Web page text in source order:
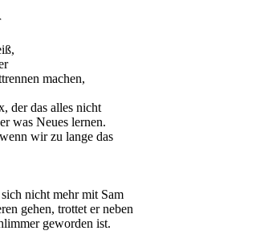
machen,
der das alles nicht
was Neues lernen.
wir zu lange das
nicht mehr mit Sam
gehen, trottet er neben
geworden ist.